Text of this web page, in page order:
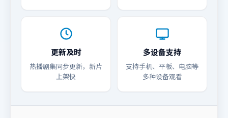
更新及时
热播剧集同步更新，新片
上架快
多设备支持
支持手机、平板、电脑等
多种设备观看